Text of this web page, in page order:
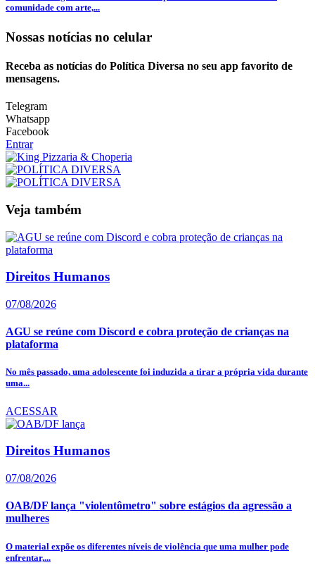
comunidade com arte,...
Nossas notícias no celular
Receba as notícias do Política Diversa no seu app favorito de
mensagens.
Telegram
Whatsapp
Facebook
Entrar
Veja também
Direitos Humanos
07/08/2026
AGU se reúne com Discord e cobra proteção de crianças na
plataforma
No mês passado, uma adolescente foi induzida a tirar a própria vida durante
uma...
ACESSAR
Direitos Humanos
07/08/2026
OAB/DF lança "violentômetro" sobre estágios da agressão a
mulheres
O material expõe os diferentes níveis de violência que uma mulher pode
enfrentar,...